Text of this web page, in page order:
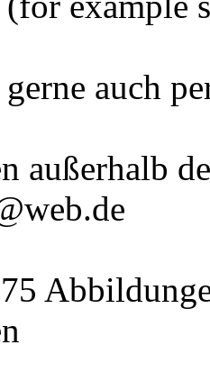
auch
außerhalb